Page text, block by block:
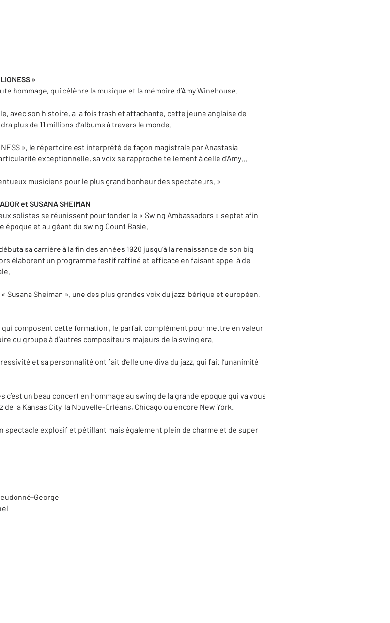
»
hommage, qui célèbre la musique et la mémoire d’Amy Winehouse.
avec son histoire, a la fois trash et attachante, cette jeune anglaise de
plus de 11 millions d’albums à travers le monde.
», le répertoire est interprété de façon magistrale par Anastasia
exceptionnelle, sa voix se rapproche tellement à celle d’Amy…
musiciens pour le plus grand bonheur des spectateurs. »
et SUSANA SHEIMAN
solistes se réunissent pour fonder le « Swing Ambassadors » septet afin
époque et au géant du swing Count Basie.
sa carrière à la fin des années 1920 jusqu’à la renaissance de son big
élaborent un programme festif raffiné et efficace en faisant appel à de
Susana Sheiman », une des plus grandes voix du jazz ibérique et européen,
composent cette formation , le parfait complément pour mettre en valeur
du groupe à d’autres compositeurs majeurs de la swing era.
et sa personnalité ont fait d’elle une diva du jazz, qui fait l’unanimité
un beau concert en hommage au swing de la grande époque qui va vous
la Kansas City, la Nouvelle-Orléans, Chicago ou encore New York.
spectacle explosif et pétillant mais également plein de charme et de super
George